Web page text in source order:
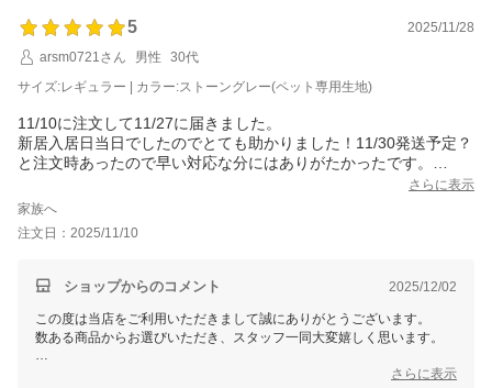
5
2025/11/28
arsm0721さん
男性
30代
サイズ:レギュラー | カラー:ストーングレー(ペット専用生地)
11/10に注文して11/27に届きました。
新居入居日当日でしたのでとても助かりました！11/30発送予定？
と注文時あったので早い対応な分にはありがたかったです。
商品も座り心地硬めで最高でした！素材もしっかりしている。
配送業者不明だったので不安でしたがすごく親切丁寧な業者さん
でした！
さらに表示
家族へ
注文日：2025/11/10
ショップからのコメント 2025/12/02
この度は当店をご利用いただきまして誠にありがとうございます。
数ある商品からお選びいただき、スタッフ一同大変嬉しく思います。
これからもお客様にご満足いただける商品をご提供できるようさらに表示